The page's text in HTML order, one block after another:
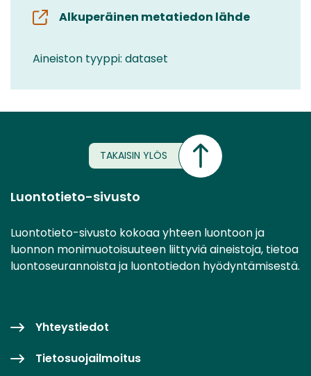
Alkuperäinen metatiedon lähde
Aineiston tyyppi: dataset
TAKAISIN YLÖS
Luontotieto-sivusto
Luontotieto-sivusto kokoaa yhteen luontoon ja
luonnon monimuotoisuuteen liittyviä aineistoja, tietoa
luontoseurannoista ja luontotiedon hyödyntämisestä.
Yhteystiedot
Tietosuojailmoitus